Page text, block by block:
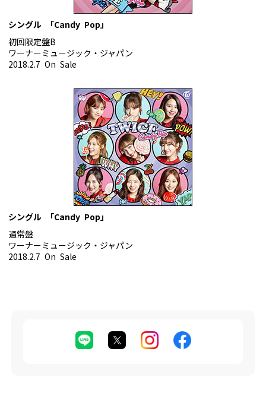
シングル 「Candy Pop」
初回限定盤B
ワーナーミュージック・ジャパン
2018.2.7 On Sale
シングル 「Candy Pop」
通常盤
ワーナーミュージック・ジャパン
2018.2.7 On Sale